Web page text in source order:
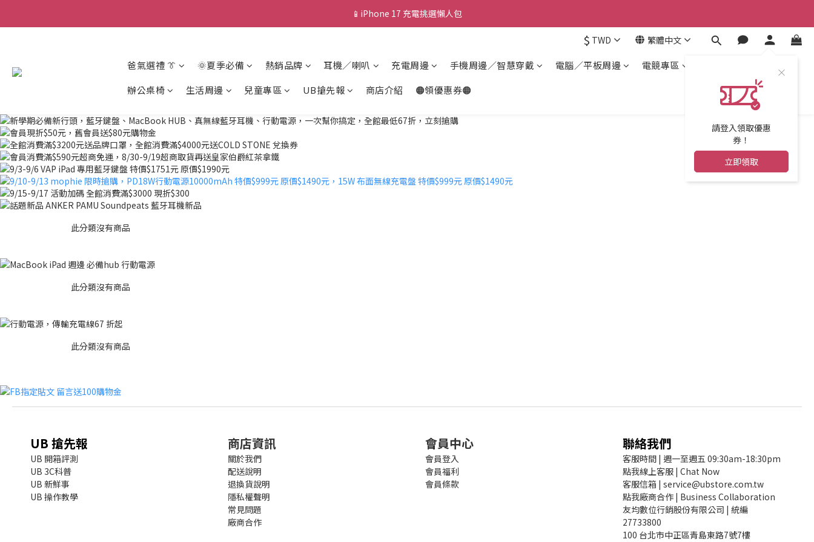
💰新會員送 $88 購物金
📱iPhone 17 充電挑選懶人包
💰新會員送 $88 購物金
$ TWD 繁體中文
請登入領取優惠
券！
立即領取
爸氣選禮 👔 🌞夏季必備 熱銷品牌 耳機／喇叭 充電周邊 手機周邊／智慧穿戴 電腦／平板周邊
電競專區
辦公桌椅
生活周邊 兒童專區 UB搶先報 商店介紹 🟠領優惠券🟠
此分類沒有商品
此分類沒有商品
此分類沒有商品
UB 搶先報
UB 開箱評測
UB 3C科普
UB 新鮮事
UB 操作教學
商店資訊
關於我們
配送說明
退換貨說明
隱私權聲明
常見問題
廠商合作
會員中心
會員登入
會員福利
會員條款
聯絡我們
客服時間 | 週一至週五 09:30am-18:30pm
點我線上客服 | Chat Now
客服信箱 | service@ubstore.com.tw
點我廠商合作 | Business Collaboration
友均數位行銷股份有限公司 | 統編
27733800
100 台北市中正區青島東路7號7樓